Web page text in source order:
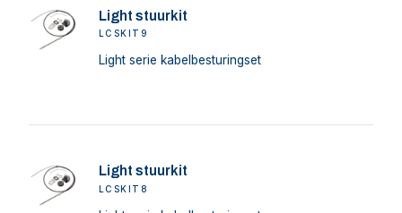
Light stuurkit
LCSKIT9
Light serie kabelbesturingset
Light stuurkit
LCSKIT8